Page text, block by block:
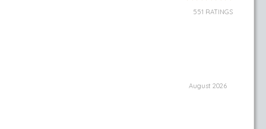
551 RATINGS
August 2026